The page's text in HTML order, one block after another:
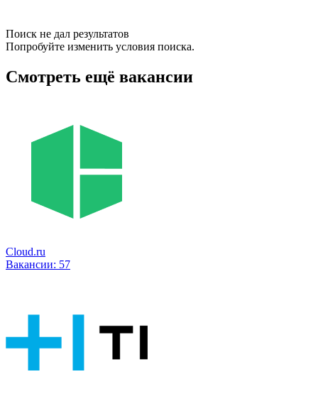
Поиск не дал результатов
Попробуйте изменить условия поиска.
Смотреть ещё вакансии
Cloud.ru
Вакансии: 57